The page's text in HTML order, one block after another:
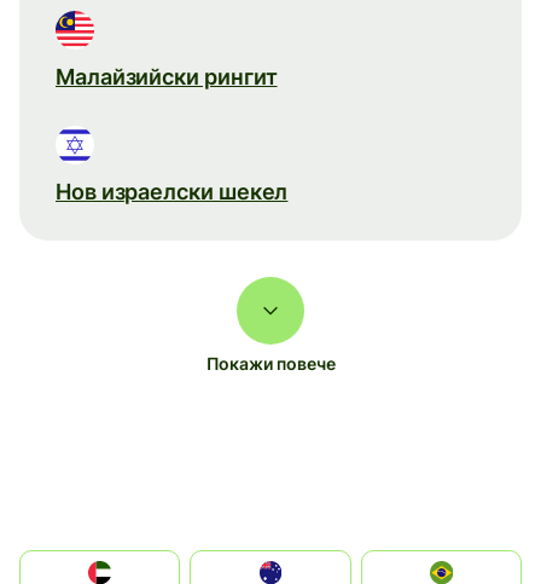
Малайзийски рингит
Нов израелски шекел
Покажи повече
الإمارات العربية المتحدة